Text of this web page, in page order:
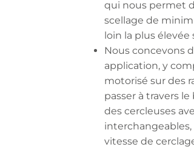
qui nous permet
scellage de
loin la plus élevée
Nous concevons
application, y
motorisé sur des
passer à travers
des cercleuses
vitesse de